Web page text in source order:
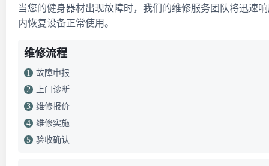
当您的健身器材出现故障时，我们的维修服务团队将迅速
内恢复设备正常使用。
维修流程
1
故障申报
2
上门诊断
3 维修报价
4 维修实施
5 验收确认